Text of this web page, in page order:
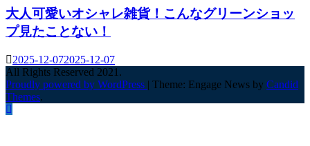
大人可愛いオシャレ雑貨！こんなグリーンショッ
プ見たことない！
2025-12-072025-12-07
All Rights Reserved 2021.
Proudly powered by WordPress | Theme: Engage News by Candid
Themes.